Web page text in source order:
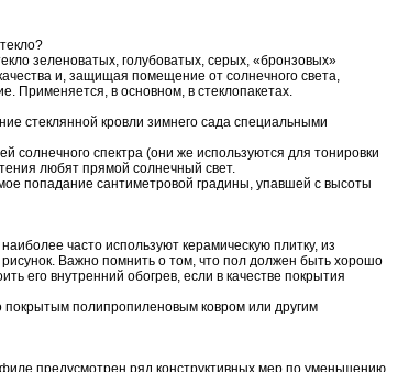
зеленоватых, голубоватых, серых, «бронзовых»
и, защищая помещение от солнечного света,
Применяется, в основном, в стеклопакетах.
стеклянной кровли зимнего сада специальными
солнечного спектра (они же используются для тонировки
любят прямой солнечный свет.
попадание сантиметровой градины, упавшей с высоты
часто используют керамическую плитку, из
Важно помнить о том, что пол должен быть хорошо
его внутренний обогрев, если в качестве покрытия
полипропиленовым ковром или другим
предусмотрен ряд конструктивных мер по уменьшению